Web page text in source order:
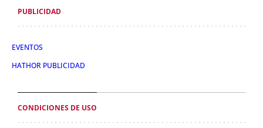
PUBLICIDAD
EVENTOS
HATHOR PUBLICIDAD
CONDICIONES DE USO